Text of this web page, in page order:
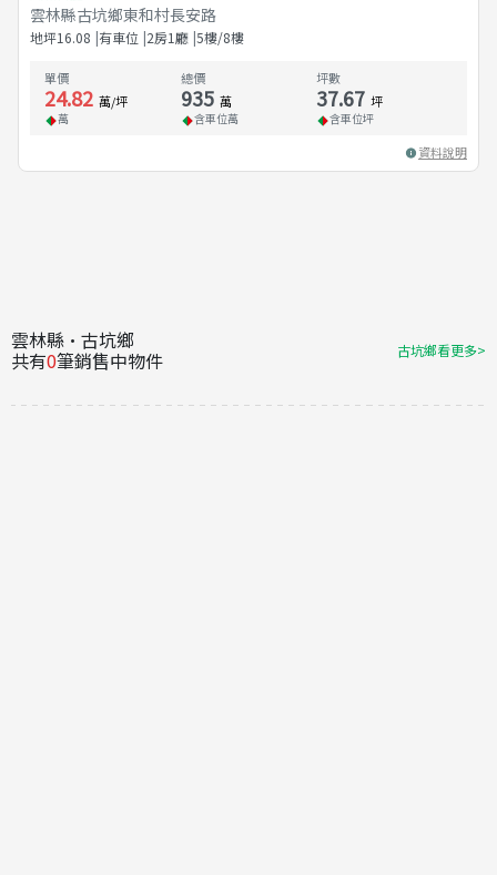
雲林縣古坑鄉東和村長安路
地坪16.08 有車位 2房1廳 5樓/8樓
單價
24.82 萬/坪
萬
總價
935 萬
含車位萬
坪數
37.67 坪
含車位坪
資料說明
雲林縣·古坑鄉
共有0筆銷售中物件 古坑鄉看更多>